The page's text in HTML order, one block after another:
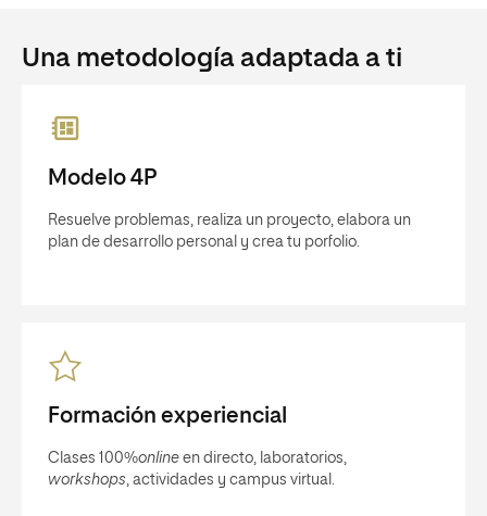
Una metodología adaptada a ti
Modelo 4P
Resuelve problemas, realiza un proyecto, elabora un
plan de desarrollo personal y crea tu porfolio.
Formación experiencial
Clases 100%online en directo, laboratorios,
workshops, actividades y campus virtual.